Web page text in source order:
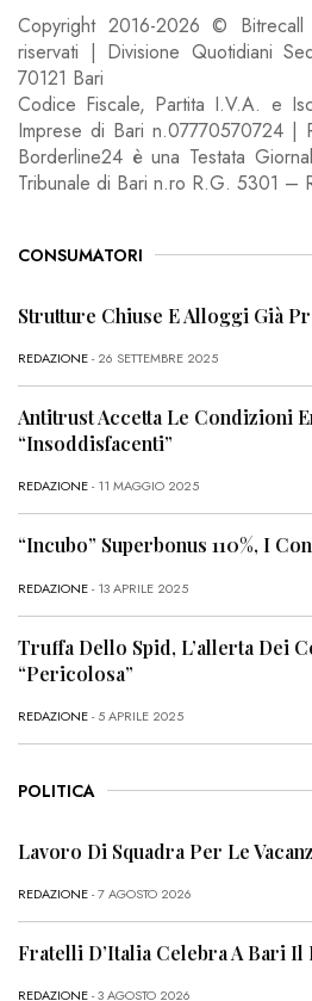
Copyright 2016-2026 ©
riservati | Divisione Quotidiani
70121 Bari
Codice Fiscale, Partita I.V.A. e
Imprese di Bari n.07770570724
Borderline24 è una Testata
Tribunale di Bari n.ro R.G. 5301 –
CONSUMATORI
Strutture Chiuse E Alloggi Già
REDAZIONE- 26 SETTEMBRE 2025
Antitrust Accetta Le Condizioni
“Insoddisfacenti”
REDAZIONE- 11 MAGGIO 2025
“Incubo” Superbonus 110%, I
REDAZIONE- 13 APRILE 2025
Truffa Dello Spid, L’allerta Dei
“Pericolosa”
REDAZIONE- 5 APRILE 2025
POLITICA
Lavoro Di Squadra Per Le
REDAZIONE- 7 AGOSTO 2026
Fratelli D’Italia Celebra A Bari Il
REDAZIONE- 3 AGOSTO 2026